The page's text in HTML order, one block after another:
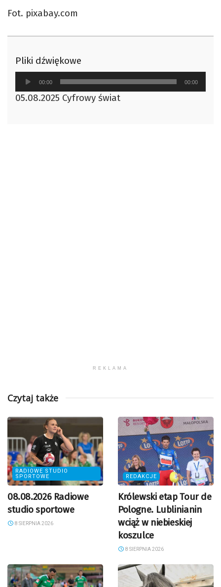
Fot. pixabay.com
Pliki dźwiękowe
Odtwarzacz
plików
dźwiękowych
00:00 00:00
05.08.2025 Cyfrowy świat
REKLAMA
Czytaj także
RADIOWE STUDIO
SPORTOWE
08.08.2026 Radiowe
studio sportowe
8 SIERPNIA 2026
REDAKCJE
Królewski etap Tour de
Pologne. Lublinianin
wciąż w niebieskiej
koszulce
8 SIERPNIA 2026